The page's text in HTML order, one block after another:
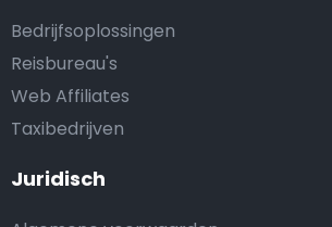
Bedrijfsoplossingen
Reisbureau's
Web Affiliates
Taxibedrijven
Juridisch